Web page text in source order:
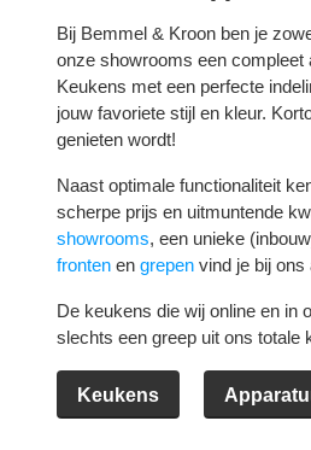
Bij Bemmel & Kroon ben je
onze showrooms een compleet
Keukens met een perfecte
jouw favoriete stijl en kleur.
genieten wordt!
Naast optimale functionaliteit
scherpe prijs en uitmuntende
showrooms, een unieke
fronten en grepen vind je bij ons
De keukens die wij online en in
slechts een greep uit ons totale
Keukens